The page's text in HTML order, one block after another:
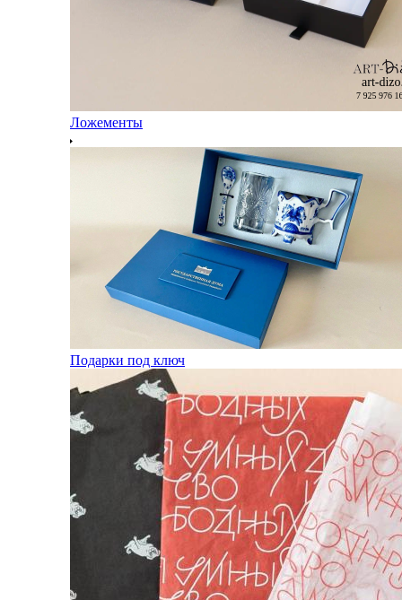
Ложементы
Подарки под ключ